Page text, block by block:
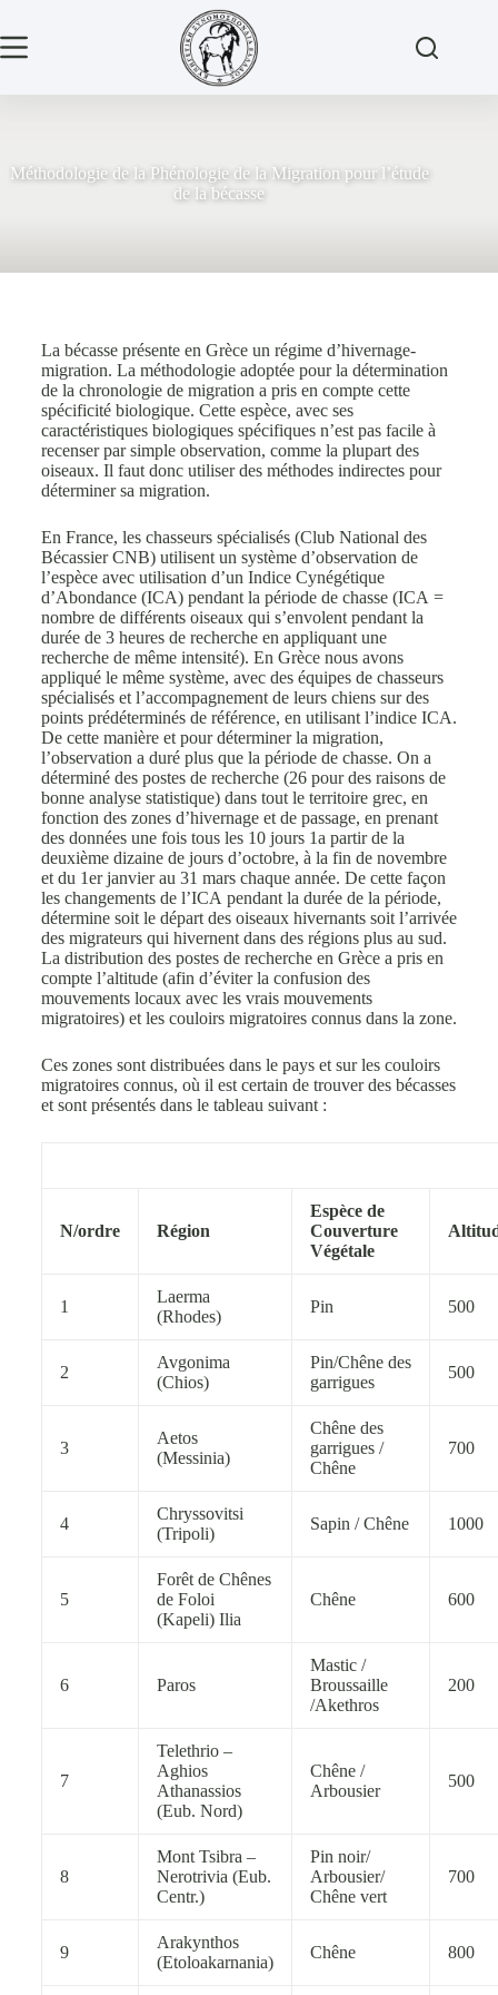
Méthodologie de la Phénologie de la Migration pour l’étude
de la bécasse
La bécasse présente en Grèce un régime d’hivernage-
migration. La méthodologie adoptée pour la détermination
de la chronologie de migration a pris en compte cette
spécificité biologique. Cette espèce, avec ses
caractéristiques biologiques spécifiques n’est pas facile à
recenser par simple observation, comme la plupart des
oiseaux. Il faut donc utiliser des méthodes indirectes pour
déterminer sa migration.
En France, les chasseurs spécialisés (Club National des
Bécassier CNB) utilisent un système d’observation de
l’espèce avec utilisation d’un Indice Cynégétique
d’Abondance (ICA) pendant la période de chasse (ICA =
nombre de différents oiseaux qui s’envolent pendant la
durée de 3 heures de recherche en appliquant une
recherche de même intensité). En Grèce nous avons
appliqué le même système, avec des équipes de chasseurs
spécialisés et l’accompagnement de leurs chiens sur des
points prédéterminés de référence, en utilisant l’indice ICA.
De cette manière et pour déterminer la migration,
l’observation a duré plus que la période de chasse. On a
déterminé des postes de recherche (26 pour des raisons de
bonne analyse statistique) dans tout le territoire grec, en
fonction des zones d’hivernage et de passage, en prenant
des données une fois tous les 10 jours 1a partir de la
deuxième dizaine de jours d’octobre, à la fin de novembre
et du 1er janvier au 31 mars chaque année. De cette façon
les changements de l’ICA pendant la durée de la période,
détermine soit le départ des oiseaux hivernants soit l’arrivée
des migrateurs qui hivernent dans des régions plus au sud.
La distribution des postes de recherche en Grèce a pris en
compte l’altitude (afin d’éviter la confusion des
mouvements locaux avec les vrais mouvements
migratoires) et les couloirs migratoires connus dans la zone.
Ces zones sont distribuées dans le pays et sur les couloirs
migratoires connus, où il est certain de trouver des bécasses
et sont présentés dans le tableau suivant :
N/ordre Région
Espèce de
Couverture
Végétale
1
Laerma
(Rhodes)
Pin 500
2
Avgonima
(Chios)
Pin/Chêne des
garrigues
500
3
Aetos
(Messinia)
Chêne des
garrigues /
Chêne
700
4
Chryssovitsi
(Tripoli)
Sapin / Chêne 1000
5
Forêt de Chênes
de Foloi
(Kapeli) Ilia
Chêne 600
6 Paros
Mastic /
Broussaille
/Akethros
200
7
Telethrio –
Aghios
Athanassios
(Eub. Nord)
Chêne /
Arbousier
500
8
Mont Tsibra –
Nerotrivia (Eub.
Centr.)
Pin noir/
Arbousier/
Chêne vert
700
9
Arakynthos
(Etoloakarnania)
Chêne 800